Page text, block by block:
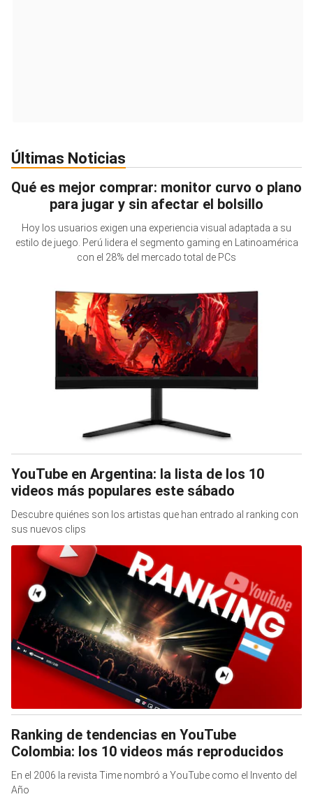
Últimas Noticias
Qué es mejor comprar: monitor curvo o plano
para jugar y sin afectar el bolsillo
Hoy los usuarios exigen una experiencia visual adaptada a su
estilo de juego. Perú lidera el segmento gaming en Latinoamérica
con el 28% del mercado total de PCs
YouTube en Argentina: la lista de los 10
videos más populares este sábado
Descubre quiénes son los artistas que han entrado al ranking con
sus nuevos clips
Ranking de tendencias en YouTube
Colombia: los 10 videos más reproducidos
En el 2006 la revista Time nombró a YouTube como el Invento del
Año